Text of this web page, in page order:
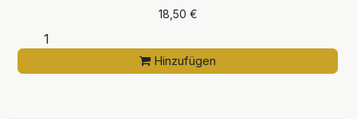
18,50 €
Hinzufügen